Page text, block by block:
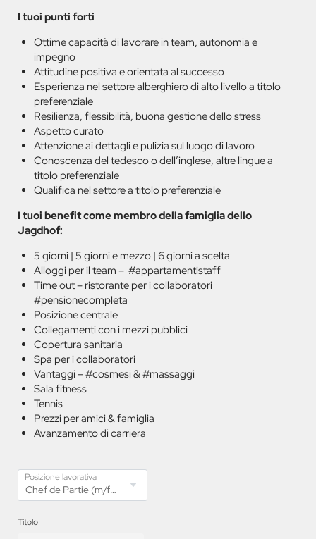
I tuoi punti forti
Ottime capacità di lavorare in team, autonomia e
impegno
Attitudine positiva e orientata al successo
Esperienza nel settore alberghiero di alto livello a titolo
preferenziale
Resilienza, flessibilità, buona gestione dello stress
Aspetto curato
Attenzione ai dettagli e pulizia sul luogo di lavoro
Conoscenza del tedesco o dell’inglese, altre lingue a
titolo preferenziale
Qualifica nel settore a titolo preferenziale
I tuoi benefit come membro della famiglia dello
Jagdhof:
5 giorni | 5 giorni e mezzo | 6 giorni a scelta
Alloggi per il team – #appartamentistaff
Time out – ristorante per i collaboratori
#pensionecompleta
Posizione centrale
Collegamenti con i mezzi pubblici
Copertura sanitaria
Spa per i collaboratori
Vantaggi – #cosmesi & #massaggi
Sala fitness
Tennis
Prezzi per amici & famiglia
Avanzamento di carriera
Posizione lavorativa
Titolo